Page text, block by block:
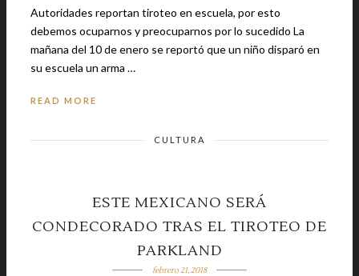
Autoridades reportan tiroteo en escuela, por esto
debemos ocuparnos y preocuparnos por lo sucedido La
mañana del 10 de enero se reportó que un niño disparó en
su escuela un arma …
READ MORE
CULTURA
ESTE MEXICANO SERÁ
CONDECORADO TRAS EL TIROTEO DE
PARKLAND
febrero 21, 2018